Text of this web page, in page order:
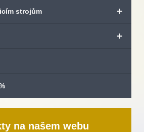
+
strojům
+
na našem webu